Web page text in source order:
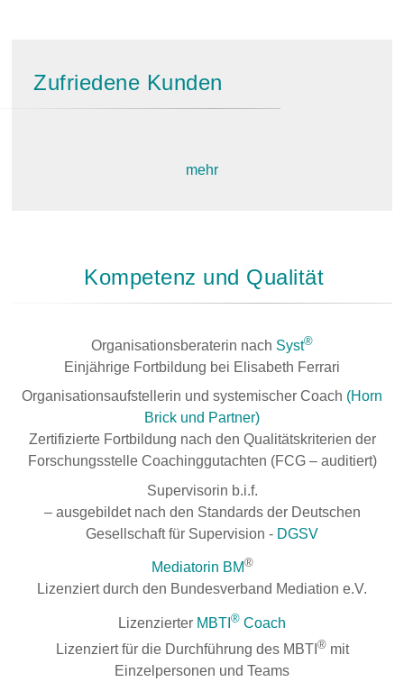
Zufriedene Kunden
mehr
Kompetenz und Qualität
Organisationsberaterin nach Syst®
Einjährige Fortbildung bei Elisabeth Ferrari
Organisationsaufstellerin und systemischer Coach (Horn
Brick und Partner)
Zertifizierte Fortbildung nach den Qualitätskriterien der
Forschungsstelle Coachinggutachten (FCG – auditiert)
Supervisorin b.i.f.
– ausgebildet nach den Standards der Deutschen
Gesellschaft für Supervision - DGSV
Mediatorin BM®
Lizenziert durch den Bundesverband Mediation e.V.
Lizenzierter MBTI ® Coach
Lizenziert für die Durchführung des MBTI ®mit
Einzelpersonen und Teams